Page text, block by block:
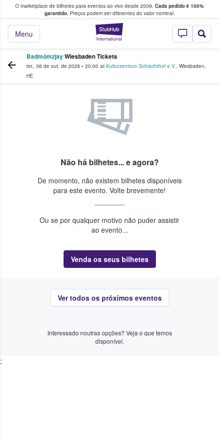
O marketplace de bilhetes para eventos ao vivo desde 2009. Cada pedido é 100%
garantido.Preços podem ser diferentes do valor nominal.
StubHub – onde
Menu
fãs compram e vendem bilhetes
BadmómzjayWiesbaden Tickets
ter., 06 de out. de 2026 • 20:00 at Kulturzentrum Schlachthof e.V., Wiesbaden,
HE
Não há bilhetes... e agora?
De momento, não existem bilhetes disponíveis
para este evento. Volte brevemente!
Ou se por qualquer motivo não puder assistir
ao evento...
Venda os seus bilhetes
Ver todos os próximos eventos
Interessado noutras opções? Veja o que temos
disponível.
;